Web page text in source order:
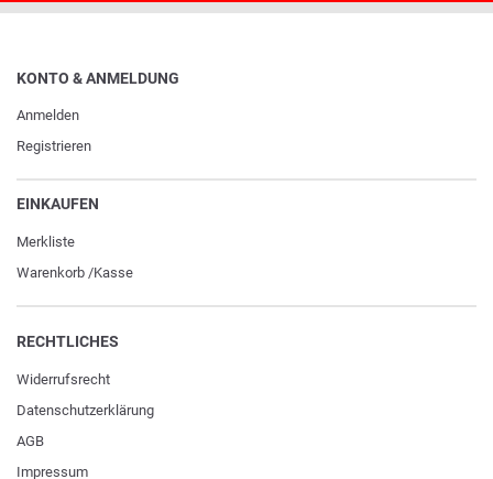
KONTO & ANMELDUNG
Anmelden
Registrieren
EINKAUFEN
Merkliste
Warenkorb /Kasse
RECHTLICHES
Widerrufs­recht
Daten­schutz­erklärung
AGB
Impressum